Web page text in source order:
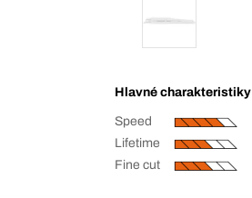
Hlavné charakteristiky
Speed
Lifetime
Fine cut